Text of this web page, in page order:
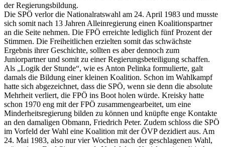
der Regierungsbildung.
Die SPÖ verlor die Nationalratswahl am 24. April 1983 und musste
sich somit nach 13 Jahren Alleinregierung einen Koalitionspartner
an die Seite nehmen. Die FPÖ erreichte lediglich fünf Prozent der
Stimmen. Die Freiheitlichen erzielten somit das schwächste
Ergebnis ihrer Geschichte, sollten es aber dennoch zum
Juniorpartner und somit zu einer Regierungsbeteiligung schaffen.
Als „Logik der Stunde“, wie es Anton Pelinka formulierte, galt
damals die Bildung einer kleinen Koalition. Schon im Wahlkampf
hatte sich abgezeichnet, dass die SPÖ, wenn sie denn die absolute
Mehrheit verliert, die FPÖ ins Boot holen würde. Kreisky hatte
schon 1970 eng mit der FPÖ zusammengearbeitet, um eine
Minderheitsregierung bilden zu können und knüpfte enge Kontakte
an den damaligen Obmann, Friedrich Peter. Zudem schloss die SPÖ
im Vorfeld der Wahl eine Koalition mit der ÖVP dezidiert aus. Am
24. Mai 1983, also nur vier Wochen nach der geschlagenen Wahl,